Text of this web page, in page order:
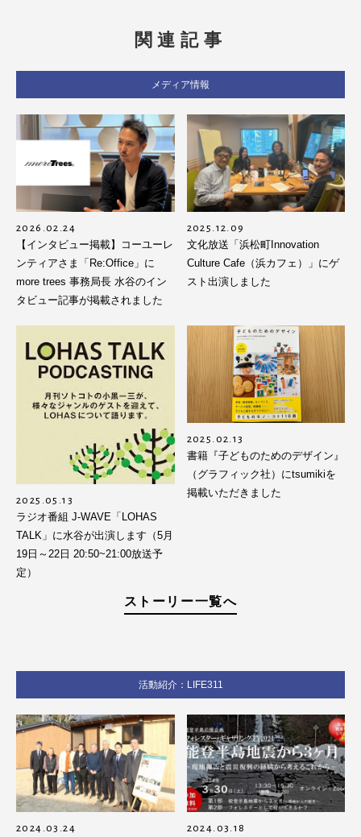
関連記事
メディア情報
2026.02.24
【インタビュー掲載】コーユーレ
ンティアさま「Re:Office」に
more trees 事務局長 水谷のイン
タビュー記事が掲載されました
2025.12.09
文化放送「浜松町Innovation
Culture Cafe（浜カフェ）」にゲ
スト出演しました
2025.05.13
ラジオ番組 J-WAVE「LOHAS
TALK」に水谷が出演します（5月
19日～22日 20:50~21:00放送予
定）
2025.02.13
書籍『子どものためのデザイン』
（グラフィック社）にtsumikiを
掲載いただきました
ストーリー一覧へ
活動紹介：LIFE311
2024.03.24 2024.03.18